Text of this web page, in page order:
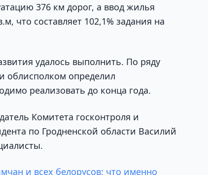
376 км дорог, а ввод жилья
что составляет 102,1% задания на
удалось выполнить. По ряду
облисполком определил
реализовать до конца года.
Комитета госконтроля и
по Гродненской области Василий
и всех белорусов: что именно